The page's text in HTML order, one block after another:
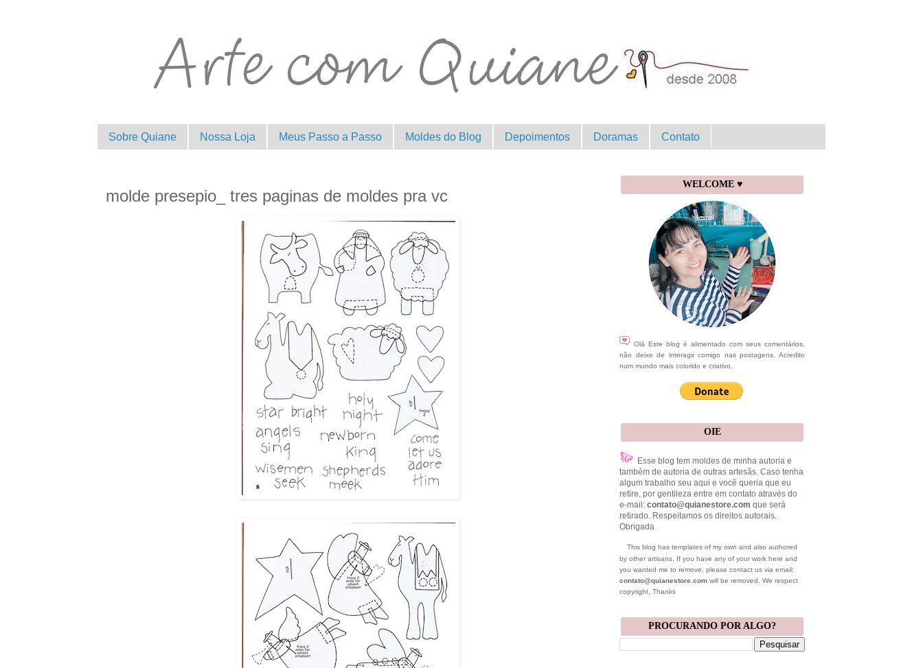
Sobre Quiane Nossa Loja Meus Passo a Passo Moldes do Blog Depoimentos Doramas Contato
molde presepio_ tres paginas de moldes pra vc
WELCOME ♥
Olá Este blog é alimentado com seus comentários,
não deixe de interagir comigo nas postagens. Acredito
num mundo mais colorido e criativo.
OIE
Esse blog tem moldes de minha autoria e
também de autoria de outras artesãs. Caso tenha
algum trabalho seu aqui e você queria que eu
retire, por gentileza entre em contato através do
e-mail: contato@quianestore.com que será
retirado. Respeitamos os direitos autorais.
Obrigada
This blog has templates of my own and also authored
by other artisans. If you have any of your work here and
you wanted me to remove, please contact us via email:
contato@quianestore.com will be removed. We respect
copyright. Thanks
PROCURANDO POR ALGO?